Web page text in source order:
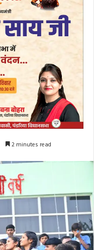
2 minutes read